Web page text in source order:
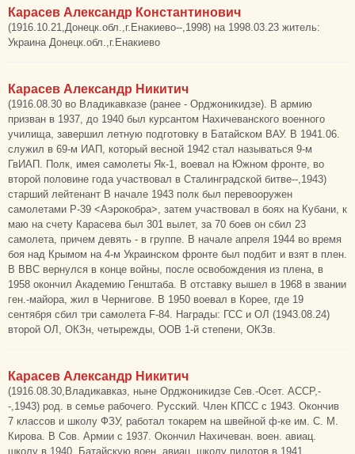
Карасев Александр Константинович
(1916.10.21,Донецк.обл.,г.Енакиево--,1998) на 1998.03.23 житель:
Украина Донецк.обл.,г.Енакиево
Карасев Александр Никитич
(1916.08.30 во Владикавказе (ранее - Орджоникидзе). В армию
призван в 1937, до 1940 был курсантом Нахичеванского военного
училища, завершил летную подготовку в Батайском ВАУ. В 1941.06.
служил в 69-м ИАП, который весной 1942 стал называться 9-м
ГвИАП. Полк, имея самолеты Як-1, воевал на Южном фронте, во
второй половине года участвовал в Сталинградской битве--,1943)
старший лейтенант В начале 1943 полк был перевооружен
самолетами Р-39 <Аэрокобра>, затем участвовал в боях на Кубани, к
маю на счету Карасева был 301 вылет, за 70 боев он сбил 23
самолета, причем девять - в группе. В начале апреля 1944 во время
боя над Крымом на 4-м Украинском фронте был подбит и взят в плен.
В ВВС вернулся в конце войны, после освобождения из плена, в
1958 окончил Академию Генштаба. В отставку вышел в 1968 в звании
ген.-майора, жил в Чернигове. В 1950 воевал в Корее, где 19
сентября сбил три самолета F-84. Награды: ГСС и ОЛ (1943.08.24)
второй ОЛ, ОКЗн, четырежды, ООВ 1-й степени, ОКЗв.
Карасев Александр Никитич
(1916.08.30,Владикавказ, ныне Орджоникидзе Сев.-Осет. АССР,-
-,1943) род. в семье рабочего. Русский. Член КПСС с 1943. Окончив
7 классов и школу ФЗУ, работал токарем на швейной ф-ке им. С. М.
Кирова. В Сов. Армии с 1937. Окончил Нахичеван. воен. авиац.
школу в 1940, Батайскую воен. авиац. школу пилотов в 1941.